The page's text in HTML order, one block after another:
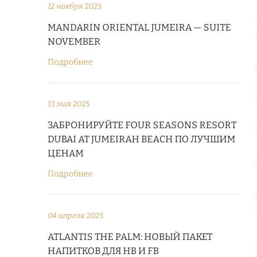
12 ноября 2025
MANDARIN ORIENTAL JUMEIRA — SUITE
NOVEMBER
Подробнее
13 мая 2025
ЗАБРОНИРУЙТЕ FOUR SEASONS RESORT
DUBAI AT JUMEIRAH BEACH ПО ЛУЧШИМ
ЦЕНАМ
Подробнее
04 апреля 2025
ATLANTIS THE PALM: НОВЫЙ ПАКЕТ
НАПИТКОВ ДЛЯ HB И FB